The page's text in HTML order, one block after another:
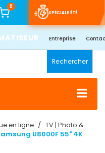
0
SPÉCIALE ÉTÉ
Entreprise
Rechercher
en ligne
TV | Photo &
U8000F 55" 4K